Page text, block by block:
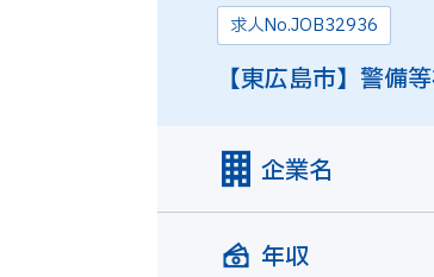
求人No.JOB32936
【東広島市】警備
企業名
年収